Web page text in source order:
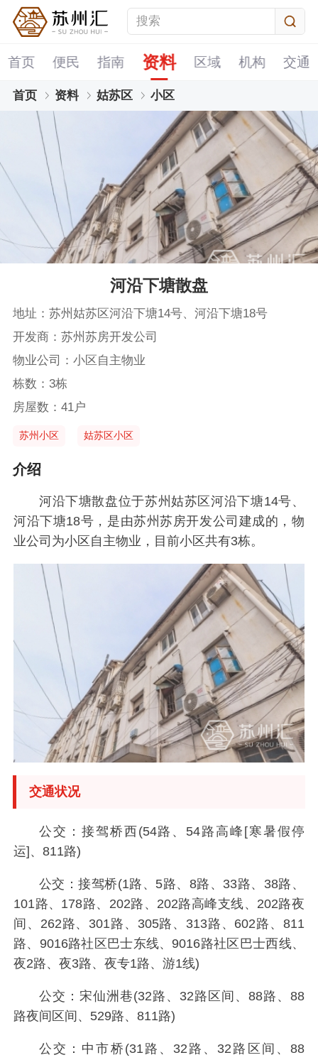
首页 便民 指南 资料 区域 机构 交通
首页 资料 姑苏区 小区
河沿下塘散盘
地址：苏州姑苏区河沿下塘14号、河沿下塘18号
开发商：苏州苏房开发公司
物业公司：小区自主物业
栋数：3栋
房屋数：41户
苏州小区 姑苏区小区
介绍
河沿下塘散盘位于苏州姑苏区河沿下塘14号、
河沿下塘18号，是由苏州苏房开发公司建成的，物
业公司为小区自主物业，目前小区共有3栋。
交通状况
公交：接驾桥西(54路、54路高峰[寒暑假停
运]、811路)
公交：接驾桥(1路、5路、8路、33路、38路、
101路、178路、202路、202路高峰支线、202路夜
间、262路、301路、305路、313路、602路、811
路、9016路社区巴士东线、9016路社区巴士西线、
夜2路、夜3路、夜专1路、游1线)
公交：宋仙洲巷(32路、32路区间、88路、88
路夜间区间、529路、811路)
公交：中市桥(31路、32路、32路区间、88